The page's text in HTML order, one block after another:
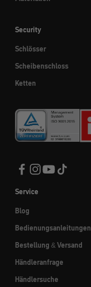
Security
Schlösser
Scheibenschloss
Ketten
Service
Blog
Bedienungsanleitungen
Bestellung & Versand
Händleranfrage
Händlersuche